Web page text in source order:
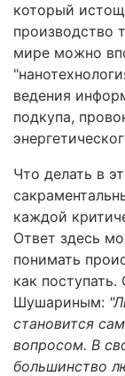
который
производство
мире можно
ведения
подкупа,
Что делать в
каждой
Ответ здесь
понимать
как
Шушариным:
становится
вопросом. В
большинство